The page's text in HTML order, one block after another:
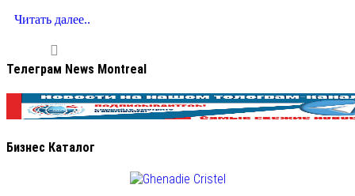
Читать далее..
Телеграм News Montreal
Бизнес Каталог